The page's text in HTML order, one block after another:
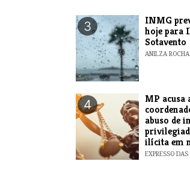
3
INMG
hoje para
Sotavento
ANILZA ROCHA
4
MP acusa
abuso de
ilícita em
EXPRESSO